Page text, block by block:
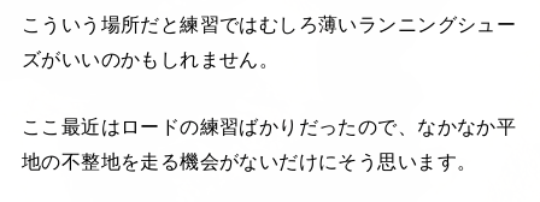
こういう場所だと練習ではむしろ薄いランニングシュー
ズがいいのかもしれません。
ここ最近はロードの練習ばかりだったので、なかなか平
地の不整地を走る機会がないだけにそう思います。